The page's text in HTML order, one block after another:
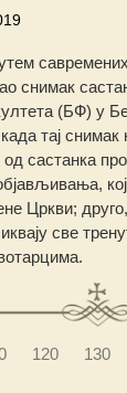
снимак
(БФ) у
тај
састанка
Цркви;
све
120 130